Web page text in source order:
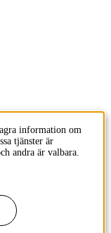
information om
tjänster är
andra är valbara.